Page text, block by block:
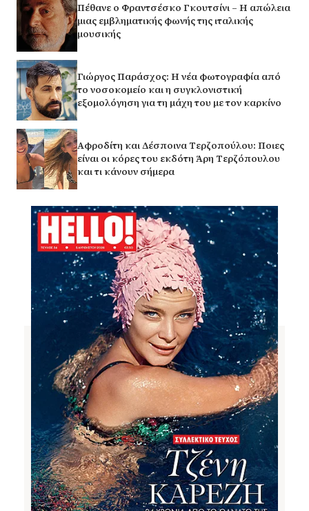
Πέθανε ο Φραντσέσκο Γκουτσίνι – Η απώλεια
μιας εμβληματικής φωνής της ιταλικής
μουσικής
Γιώργος Παράσχος: Η νέα φωτογραφία από
το νοσοκομείο και η συγκλονιστική
εξομολόγηση για τη μάχη του με τον καρκίνο
Αφροδίτη και Δέσποινα Τερζοπούλου: Ποιες
είναι οι κόρες του εκδότη Άρη Τερζόπουλου
και τι κάνουν σήμερα